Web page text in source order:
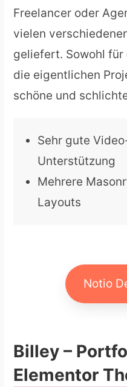
Freelancer oder
vielen
geliefert. Sowohl für
die eigentlichen
schöne und
Sehr gute
Unterstützung
Mehrere
Layouts
Notio
Billey –
Elementor